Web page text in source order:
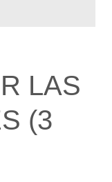
LAS
(3